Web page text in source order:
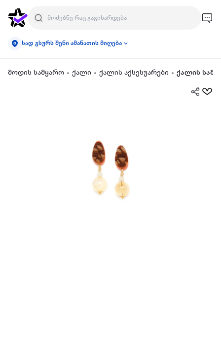
სად გსურს შენი ამანათის მიღება
მოდის სამყარო ქალი ქალის აქსესუარები ქალის